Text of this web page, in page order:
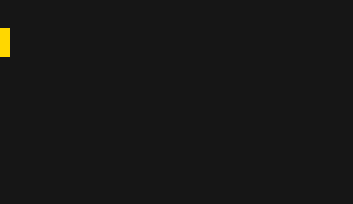
měsíc podstatnou část
vlastní kategorie, abychom